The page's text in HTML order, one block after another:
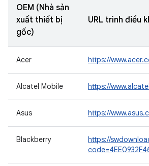
OEM (Nhà sản
xuất thiết bị
gốc)
URL trình điều
Acer https://
Alcatel Mobile https://
Asus https://
Blackberry
https://